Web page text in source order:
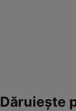
Dăruiește